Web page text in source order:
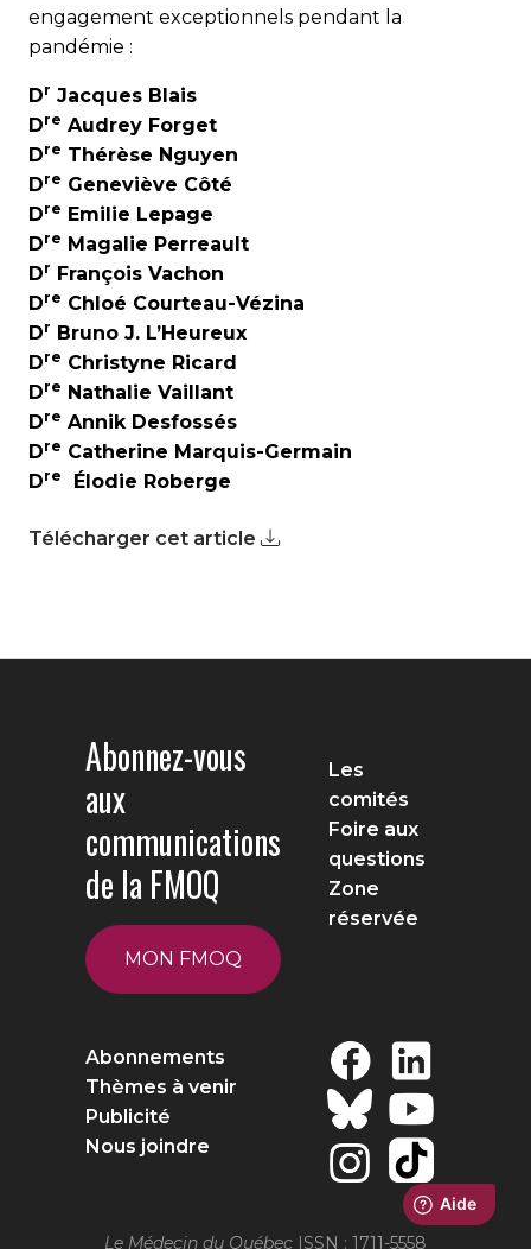
engagement exceptionnels pendant la
pandémie :
Dr Jacques Blais
Dre Audrey Forget
Dre Thérèse Nguyen
Dre Geneviève Côté
Dre Emilie Lepage
Dre Magalie Perreault
Dr François Vachon
Dre Chloé Courteau-Vézina
Dr Bruno J. L’Heureux
Dre Christyne Ricard
Dre Nathalie Vaillant
Dre Annik Desfossés
Dre Catherine Marquis-Germain
Dre Élodie Roberge
Télécharger cet article
Abonnez-vous
aux
communications
de la FMOQ
MON FMOQ
Les
comités
Foire aux
questions
Zone
réservée
Abonnements
Thèmes à venir
Publicité
Nous joindre
Le Médecin du Québec ISSN : 1711-5558